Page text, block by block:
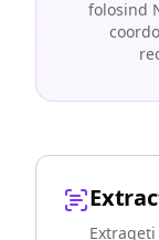
folosind